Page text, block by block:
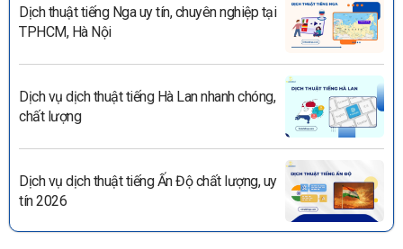
Dịch thuật tiếng Nga uy tín, chuyên nghiệp tại
TPHCM, Hà Nội
Dịch vụ dịch thuật tiếng Hà Lan nhanh chóng,
chất lượng
Dịch vụ dịch thuật tiếng Ấn Độ chất lượng, uy
tín 2026